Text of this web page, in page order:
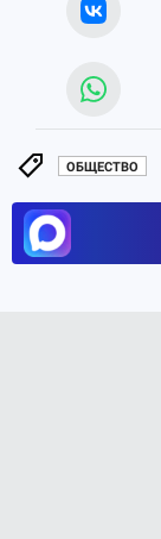
ОБЩЕСТВО